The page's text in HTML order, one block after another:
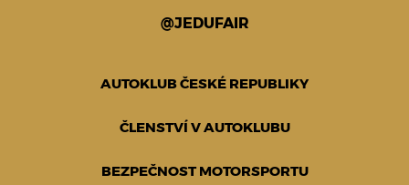
@JEDUFAIR
AUTOKLUB ČESKÉ REPUBLIKY
ČLENSTVÍ V AUTOKLUBU
BEZPEČNOST MOTORSPORTU